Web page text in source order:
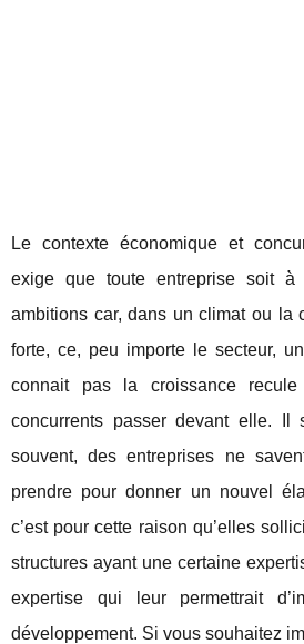
Le contexte économique et
exige que toute entreprise soit
ambitions car, dans un climat ou la
forte, ce, peu importe le secteur,
connait pas la croissance
concurrents passer devant elle. Il
souvent, des entreprises ne
prendre pour donner un nouvel
c’est pour cette raison qu’elles
structures ayant une certaine
expertise qui leur permettrait
développement. Si vous souhaitez